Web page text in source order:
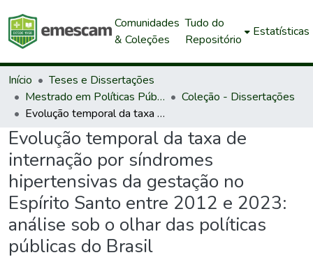
Comunidades
& Coleções
Tudo do
Repositório
Estatísticas
Início
Teses e Dissertações
Mestrado em Políticas Públicas e Desenvolvimento Local
Coleção - Dissertações
Evolução temporal da taxa de internação por síndromes hipertensivas da gestação no Espírito Santo entre 2012 e 2023: análise sob o olhar das políticas públicas do Brasil
Evolução temporal da taxa de
internação por síndromes
hipertensivas da gestação no
Espírito Santo entre 2012 e 2023:
análise sob o olhar das políticas
públicas do Brasil